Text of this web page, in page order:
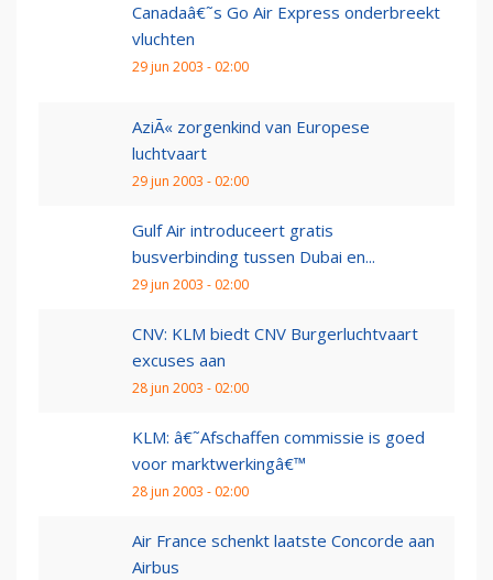
Canadaâ€˜s Go Air Express onderbreekt
vluchten
29 jun 2003 - 02:00
AziÃ« zorgenkind van Europese
luchtvaart
29 jun 2003 - 02:00
Gulf Air introduceert gratis
busverbinding tussen Dubai en...
29 jun 2003 - 02:00
CNV: KLM biedt CNV Burgerluchtvaart
excuses aan
28 jun 2003 - 02:00
KLM: â€˜Afschaffen commissie is goed
voor marktwerkingâ€™
28 jun 2003 - 02:00
Air France schenkt laatste Concorde aan
Airbus